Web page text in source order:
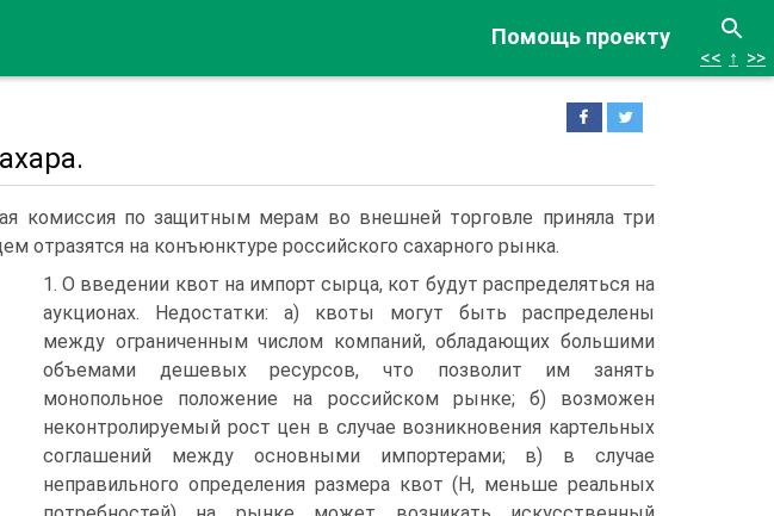
Помощь проекту
<< ↑ >>
комиссия по защитным мерам во внешней торговле приняла три
отразятся на конъюнктуре российского са­харного рынка.
1. О введении квот на импорт сырца, кот будут распределяться на
аукционах. Недостатки: а) квоты могут быть распределены
между ограниченным числом компаний, обладающих большими
объемами дешевых ресурсов, что позволит им занять
монопольное положение на российском рынке; б) возможен
неконтролируемый рост цен в случае возникнове­ния картельных
соглашений между основными импортерами; в) в случае
неправильного определения размера квот (Н, меньше реальных